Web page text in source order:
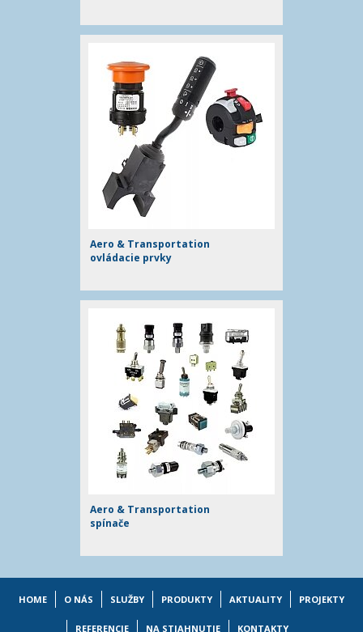
Aero & Transportation
ovládacie prvky
Aero & Transportation
spínače
HOME O NÁS SLUŽBY PRODUKTY AKTUALITY PROJEKTY
REFERENCIE NA STIAHNUTIE KONTAKTY